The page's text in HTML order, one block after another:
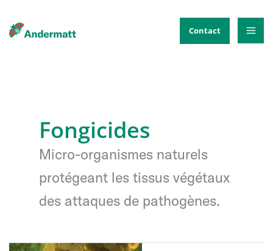
au
Contact
Fongicides
Micro-organismes naturels
protégeant les tissus végétaux
des attaques de pathogènes.